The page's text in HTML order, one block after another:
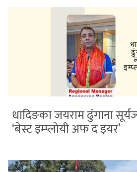
धादिङका जयराम ढुंगाना
‘बेस्ट इम्प्लोयी अफ द इयर’